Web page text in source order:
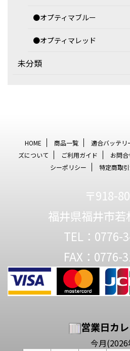
●オプティマブルー
●オプティマレッド
未分類
HOME 商品一覧 適合バッテリ
ズについて
ご利用ガイド お問合
シーポリシー
特定商取
〒918-
福井県福井市若
TEL：0776-
FAX：0776-
営業日カ
今月(2026